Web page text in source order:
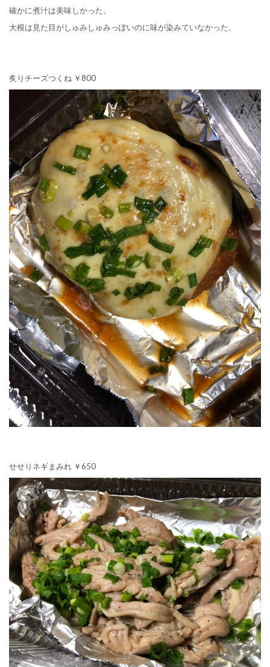
確かに煮汁は美味しかった。
大根は見た目がしゅみしゅみっぽいのに味が染みていなかった。
炙りチーズつくね ￥800
せせりネギまみれ ￥650